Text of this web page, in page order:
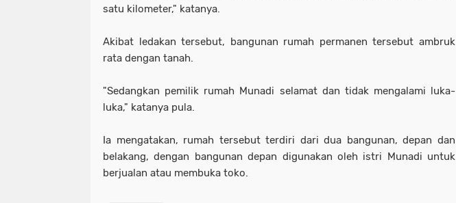
satu kilometer," katanya.
Akibat ledakan tersebut, bangunan rumah permanen tersebut ambruk
rata dengan tanah.
"Sedangkan pemilik rumah Munadi selamat dan tidak mengalami luka-
luka," katanya pula.
Ia mengatakan, rumah tersebut terdiri dari dua bangunan, depan dan
belakang, dengan bangunan depan digunakan oleh istri Munadi untuk
berjualan atau membuka toko.